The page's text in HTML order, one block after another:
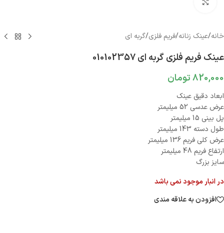
خانه/عینک زنانه/فریم فلزی/گربه ای
عینک فریم فلزی گربه ای 010102357
820,000تومان
ابعاد دقیق عینک
عرض عدسی 52 میلیمتر
پل بینی 15 میلیمتر
طول دسته 143 میلیمتر
عرض کلی فریم 136 میلیمتر
ارتفاع فریم 48 میلیمتر
سایز بزرگ
در انبار موجود نمی باشد
افزودن به علاقه مندی